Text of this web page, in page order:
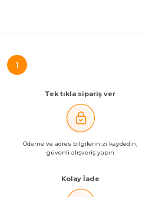
1
Tek tıkla sipariş ver
Ödeme ve adres bilgilerinizi kaydedin,
güvenli alışveriş yapın
Kolay İade